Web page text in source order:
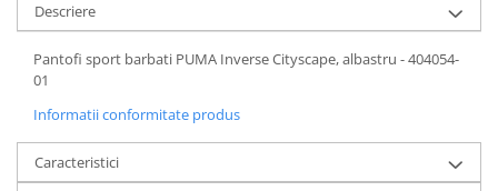
Descriere
Pantofi sport barbati PUMA Inverse Cityscape, albastru - 404054-
01
Informatii conformitate produs
Caracteristici